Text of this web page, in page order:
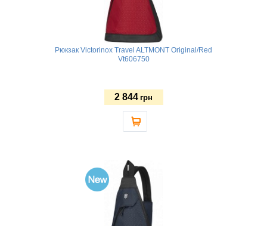
Рюкзак Victorinox Travel ALTMONT Original/Red
Vt606750
2 844 грн